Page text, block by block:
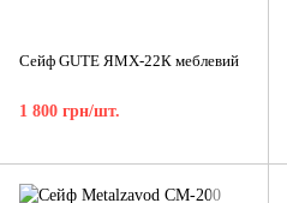
Сейф GUTE ЯМХ-22К меблевий
1 800 грн/шт.